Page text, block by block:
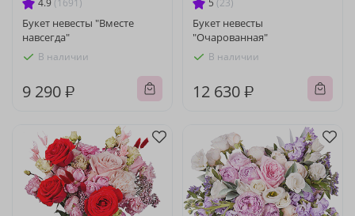
4.9 (1691)
Букет невесты "Вместе
навсегда"
В наличии
9 290 ₽
5 (23)
Букет невесты
"Очарованная"
В наличии
12 630 ₽